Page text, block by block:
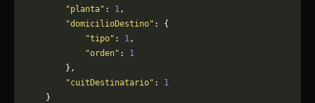
        "planta"
: 1,
        "domicilioDestino"
: {
            "tipo"
: 1,
            "orden"
: 1
        },
        "cuitDestinatario"
: 1
    }